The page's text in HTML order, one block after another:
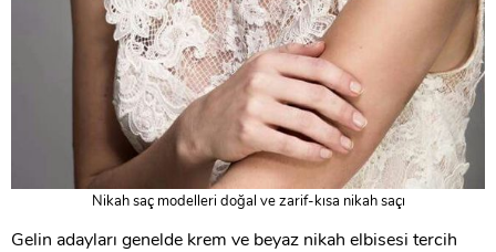
Nikah saç modelleri doğal ve zarif-kısa nikah saçı
Gelin adayları genelde krem ve beyaz nikah elbisesi tercih